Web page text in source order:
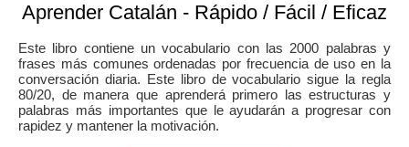
Aprender Catalán - Rápido / Fácil / Eficaz
Este libro contiene un vocabulario con las 2000 palabras y
frases más comunes ordenadas por frecuencia de uso en la
conversación diaria. Este libro de vocabulario sigue la regla
80/20, de manera que aprenderá primero las estructuras y
palabras más importantes que le ayudarán a progresar con
rapidez y mantener la motivación.